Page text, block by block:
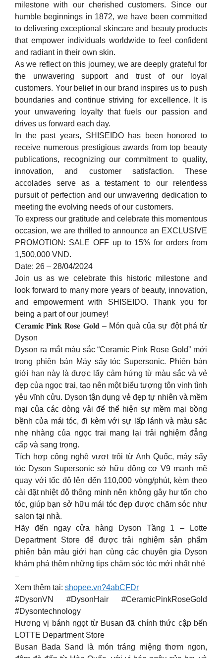
milestone with our cherished customers. Since our
humble beginnings in 1872, we have been committed
to delivering exceptional skincare and beauty products
that empower individuals worldwide to feel confident
and radiant in their own skin.
As we reflect on this journey, we are deeply grateful for
the unwavering support and trust of our loyal
customers. Your belief in our brand inspires us to push
boundaries and continue striving for excellence. It is
your unwavering loyalty that fuels our passion and
drives us forward each day.
In the past years, SHISEIDO has been honored to
receive numerous prestigious awards from top beauty
publications, recognizing our commitment to quality,
innovation, and customer satisfaction. These
accolades serve as a testament to our relentless
pursuit of perfection and our unwavering dedication to
meeting the evolving needs of our customers.
To express our gratitude and celebrate this momentous
occasion, we are thrilled to announce an EXCLUSIVE
PROMOTION: SALE OFF up to 15% for orders from
1,500,000 VND.
Date: 26 – 28/04/2024
Join us as we celebrate this historic milestone and
look forward to many more years of beauty, innovation,
and empowerment with SHISEIDO. Thank you for
being a part of our journey!
𝐂𝐞𝐫𝐚𝐦𝐢𝐜 𝐏𝐢𝐧𝐤 𝐑𝐨𝐬𝐞 𝐆𝐨𝐥𝐝 – Món quà của sự đột phá từ
Dyson
Dyson ra mắt màu sắc “Ceramic Pink Rose Gold” mới
trong phiên bản Máy sấy tóc Supersonic. Phiên bản
giới hạn này là được lấy cảm hứng từ màu sắc và vẻ
đẹp của ngọc trai, tạo nên một biểu tượng tôn vinh tình
yêu vĩnh cửu. Dyson tận dụng vẻ đẹp tự nhiên và mềm
mại của các dòng vải để thể hiện sự mềm mại bồng
bềnh của mái tóc, đi kèm với sự lấp lánh và màu sắc
nhẹ nhàng của ngọc trai mang lại trải nghiệm đẳng
cấp và sang trọng.
Tích hợp công nghệ vượt trội từ Anh Quốc, máy sấy
tóc Dyson Supersonic sở hữu động cơ V9 mạnh mẽ
quay với tốc độ lên đến 110,000 vòng/phút, kèm theo
cài đặt nhiệt độ thông minh nên không gây hư tổn cho
tóc, giúp bạn sở hữu mái tóc đẹp được chăm sóc như
salon tại nhà.
Hãy đến ngay cửa hàng Dyson Tầng 1 – Lotte
Department Store để được trải nghiệm sản phẩm
phiên bản màu giới hạn cùng các chuyên gia Dyson
khám phá thêm những tips chăm sóc tóc mới nhất nhé
–
Xem thêm tại: shopee.vn?4abCFDr
#DysonVN #DysonHair #CeramicPinkRoseGold
#Dysontechnology
Hương vị bánh ngọt từ Busan đã chính thức cập bến
LOTTE Department Store
Busan Bada Sand là món tráng miệng thơm ngon,